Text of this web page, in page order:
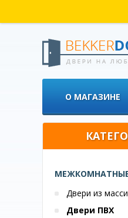
О МАГАЗИНЕ
Двери из
Двери ПВХ